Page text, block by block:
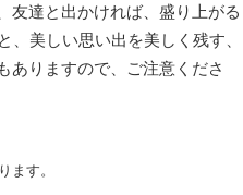
友達と出かければ、盛り上がる
美しい思い出を美しく残す、
りますので、ご注意くださ
ます。